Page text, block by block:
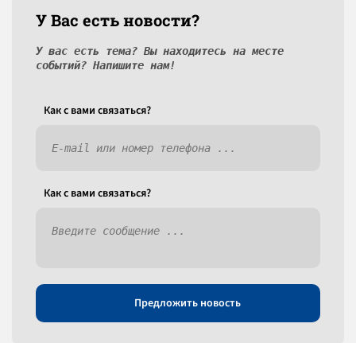
У Вас есть новости?
У вас есть тема? Вы находитесь на месте
событий? Напишите нам!
Как c вами связаться?
Как c вами связаться?
Предложить новость